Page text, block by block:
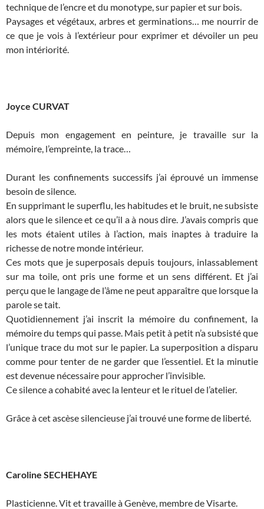
technique de l’encre et du monotype, sur papier et sur bois.
Paysages et végétaux, arbres et germinations… me nourrir de
ce que je vois à l’extérieur pour exprimer et dévoiler un peu
mon intériorité.
Joyce CURVAT
Depuis mon engagement en peinture, je travaille sur la
mémoire, l’empreinte, la trace…
Durant les confinements successifs j’ai éprouvé un immense
besoin de silence.
En supprimant le superflu, les habitudes et le bruit, ne subsiste
alors que le silence et ce qu’il a à nous dire. J’avais compris que
les mots étaient utiles à l’action, mais inaptes à traduire la
richesse de notre monde intérieur.
Ces mots que je superposais depuis toujours, inlassablement
sur ma toile, ont pris une forme et un sens différent. Et j’ai
perçu que le langage de l’âme ne peut apparaître que lorsque la
parole se tait.
Quotidiennement j’ai inscrit la mémoire du confinement, la
mémoire du temps qui passe. Mais petit à petit n’a subsisté que
l’unique trace du mot sur le papier. La superposition a disparu
comme pour tenter de ne garder que l’essentiel. Et la minutie
est devenue nécessaire pour approcher l’invisible.
Ce silence a cohabité avec la lenteur et le rituel de l’atelier.
Grâce à cet ascèse silencieuse j’ai trouvé une forme de liberté.
Caroline SECHEHAYE
Plasticienne. Vit et travaille à Genève, membre de Visarte.